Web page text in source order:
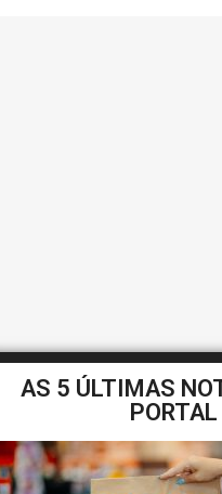
AS 5 ÚLTIMAS
PORTAL